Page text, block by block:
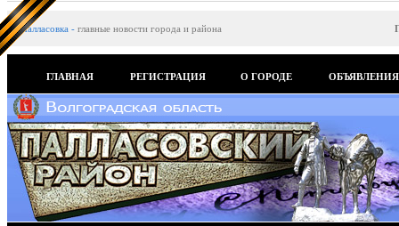
Палласовка - главные новости города и района
ГЛАВНАЯ РЕГИСТРАЦИЯ О ГОРОДЕ ОБЪЯВЛЕНИЯ